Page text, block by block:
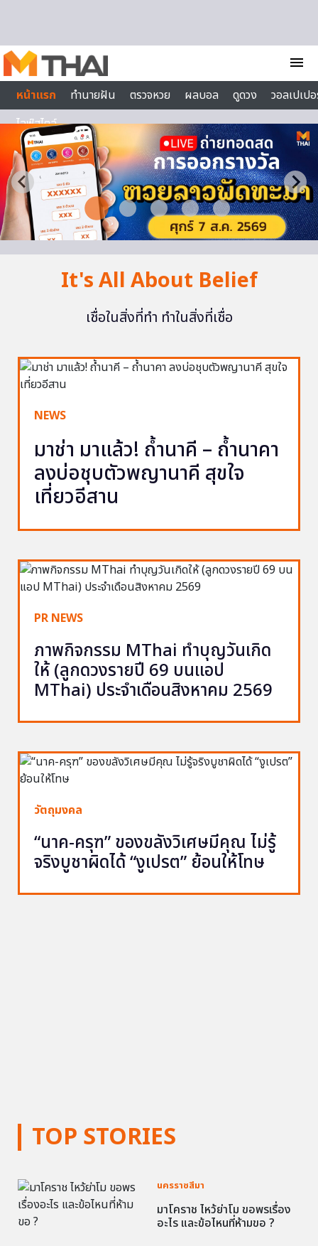
menu
หน้าแรก
ทำนายฝัน ตรวจหวย ผลบอล ดูดวง
วอลเปเป
ไลฟ์สไตล์
It's All About Belief
เชื่อในสิ่งที่ทำ ทำในสิ่งที่เชื่อ
TOP STORIES
นครราชสีมา
มาโคราช ไหว้ย่าโม ขอพรเรื่อง
อะไร และข้อไหนที่ห้ามขอ ?
NEWS
มาช่า มาแล้ว! ถ้ำนาคี – ถ้ำนาคา
ลงบ่อชุบตัวพญานาคี สุขใจ
เที่ยวอีสาน
PR NEWS
ภาพกิจกรรม MThai ทำบุญวันเกิด
ให้ (ลูกดวงรายปี 69 บนแอป
MThai) ประจำเดือนสิงหาคม 2569
วัตถุมงคล
“นาค-ครุฑ” ของขลังวิเศษมีคุณ ไม่รู้
จริงบูชาผิดได้ “งูเปรต” ย้อนให้โทษ